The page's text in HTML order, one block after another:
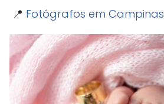
📍 Fotógrafos em Campinas